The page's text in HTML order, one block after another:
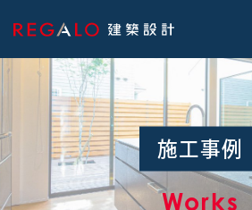
施工事例
Works